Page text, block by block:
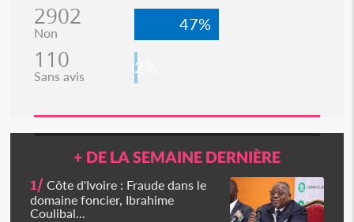
2902
Non 47%
110
Sans avis 2%
+ DE LA SEMAINE DERNIÈRE
1/ Côte d'Ivoire : Fraude dans le
domaine foncier, Ibrahime
Coulibal...